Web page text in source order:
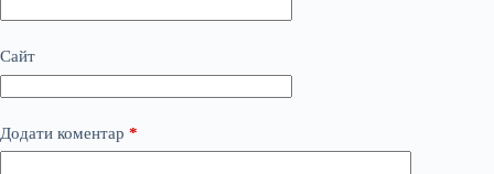
Сайт
Додати коментар *